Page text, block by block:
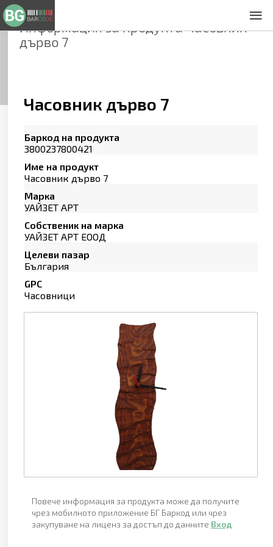
Информация за продуктаЧасовник
дърво 7
Часовник дърво 7
Баркод на продукта
3800237800421
Име на продукт
Часовник дърво 7
Марка
УАЙЗЕТ АРТ
Собственик на марка
УАЙЗЕТ АРТ ЕООД
Целеви пазар
България
GPC
Часовници
Повече информация за продукта може да получите
чрез мобилното приложение БГ Баркод или чрез
закупуване на лиценз за достъп до данните Вход